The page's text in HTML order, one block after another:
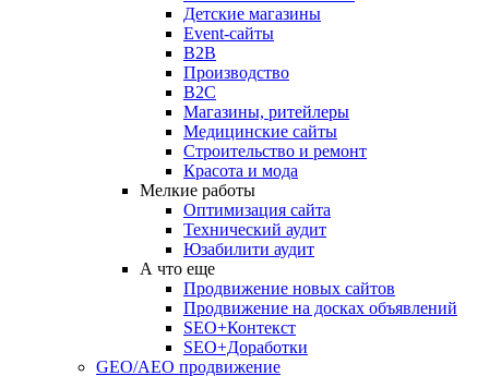
Детские магазины
Event-сайты
B2B
Производство
B2C
Магазины, ритейлеры
Медицинские сайты
Строительство и ремонт
Красота и мода
Мелкие работы
Оптимизация сайта
Технический аудит
Юзабилити аудит
А что еще
Продвижение новых сайтов
Продвижение на досках объявлений
SEO+Контекст
SEO+Доработки
GEO/AEO продвижение